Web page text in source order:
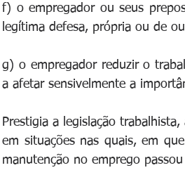
f) o empregador ou seus
legítima defesa, própria ou de
g) o empregador reduzir o
a afetar sensivelmente a
Prestigia a legislação
em situações nas quais, em
manutenção no emprego